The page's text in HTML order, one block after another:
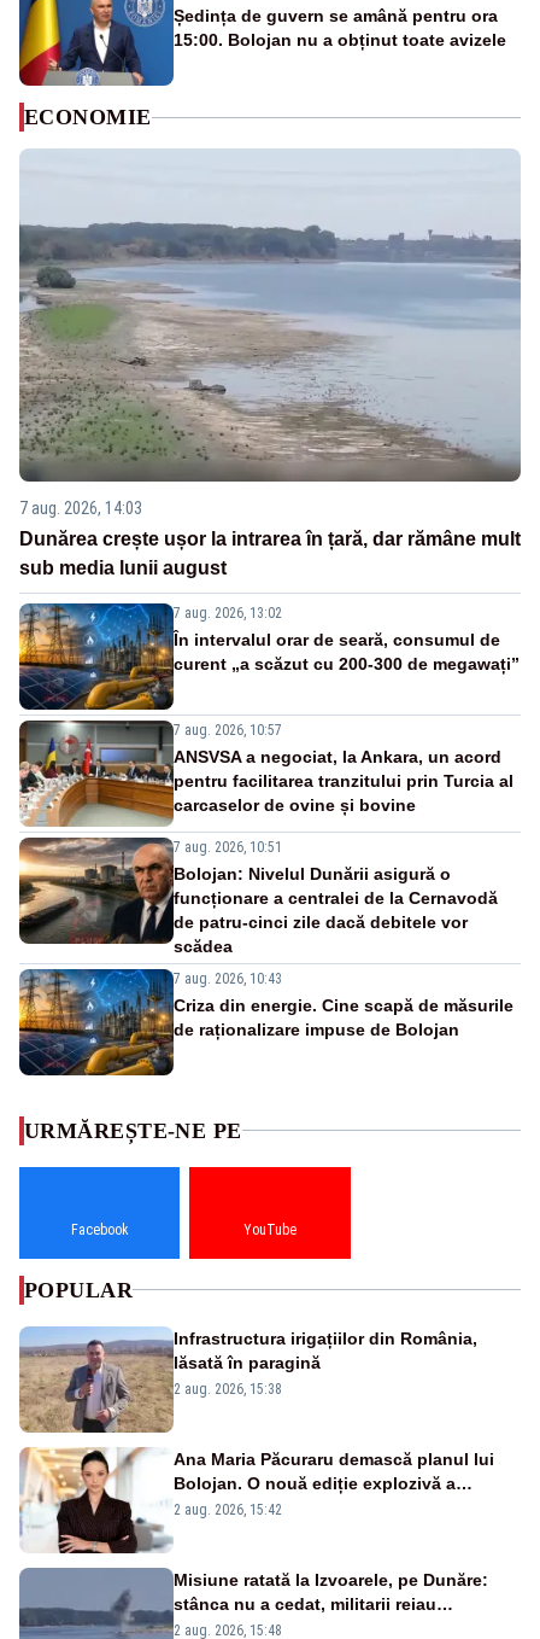
Ședința de guvern se amână pentru ora
15:00. Bolojan nu a obținut toate avizele
ECONOMIE
7 aug. 2026, 14:03
Dunărea crește ușor la intrarea în țară, dar rămâne mult
sub media lunii august
7 aug. 2026, 13:02
În intervalul orar de seară, consumul de
curent „a scăzut cu 200-300 de megawați”
7 aug. 2026, 10:57
ANSVSA a negociat, la Ankara, un acord
pentru facilitarea tranzitului prin Turcia al
carcaselor de ovine și bovine
7 aug. 2026, 10:51
Bolojan: Nivelul Dunării asigură o
funcționare a centralei de la Cernavodă
de patru-cinci zile dacă debitele vor
scădea
7 aug. 2026, 10:43
Criza din energie. Cine scapă de măsurile
de raționalizare impuse de Bolojan
URMĂREȘTE-NE PE
Facebook YouTube
POPULAR
Infrastructura irigațiilor din România,
lăsată în paragină
2 aug. 2026, 15:38
Ana Maria Păcuraru demască planul lui
Bolojan. O nouă ediție explozivă a
emisiunii „Miza Zilei” la Realitatea PLUS
2 aug. 2026, 15:42
Misiune ratată la Izvoarele, pe Dunăre:
stânca nu a cedat, militarii reiau
detonările luni – VIDEO
2 aug. 2026, 15:48